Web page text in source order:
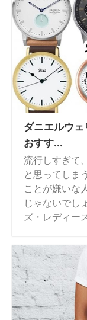
ダニエルウ
おすす...
流行しすぎて
と思ってしま
ことが嫌いな
じゃないでし
ズ・レディー